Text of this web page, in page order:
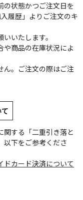
の状態かつご注文日を
履歴」よりご注文のキ
いたします。
商品の在庫状況によ
ん。ご注文の際はご注
関する「二重引き落と
以下をご参考くださ
ドカード決済について